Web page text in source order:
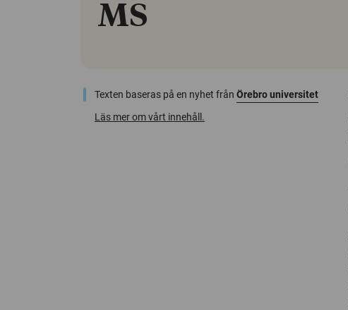
MS
Texten baseras på en nyhet från Örebro universitet
Läs mer om vårt innehåll.